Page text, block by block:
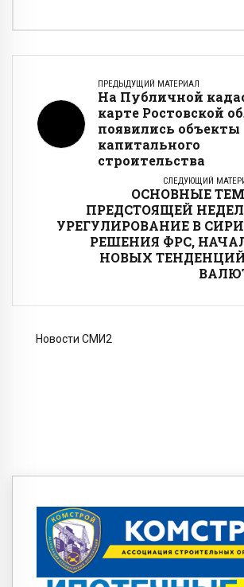
ПРЕДЫДУЩИЙ МАТЕРИАЛ
На Публичной
карте Ростовской
появились объекты
капитального
строительства
СЛЕДУЮЩИЙ
ОСНОВНЫЕ
ПРЕДСТОЯЩЕЙ
УРЕГУЛИРОВАНИЕ В
РЕШЕНИЯ ФРС,
НОВЫХ
Новости СМИ2